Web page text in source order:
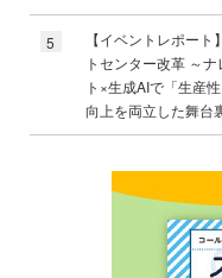
5
【イベントレポー
トセンター改革 ～
ト×生成AIで「生産
向上を両立した舞台